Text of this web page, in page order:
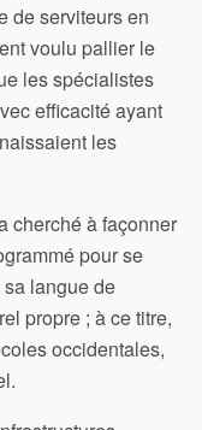
de serviteurs en
voulu pallier le
les spécialistes
efficacité ayant
les
cherché à façonner
pour se
sa langue de
propre ; à ce titre,
occidentales,